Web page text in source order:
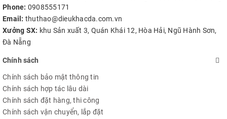
Phone: 0908555171
Email: thuthao@dieukhacda.com.vn
Xưởng SX: khu Sản xuất 3, Quán Khái 12, Hòa Hải, Ngũ Hành Sơn,
Đà Nẵng
Chính sách
Chính sách bảo mật thông tin
Chính sách hợp tác lâu dài
Chính sách đặt hàng, thi công
Chính sách vận chuyển, lắp đặt